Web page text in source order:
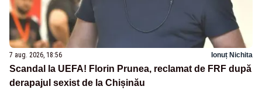
7 aug. 2026, 18:56 Ionuț Nichita
Scandal la UEFA! Florin Prunea, reclamat de FRF după
derapajul sexist de la Chișinău